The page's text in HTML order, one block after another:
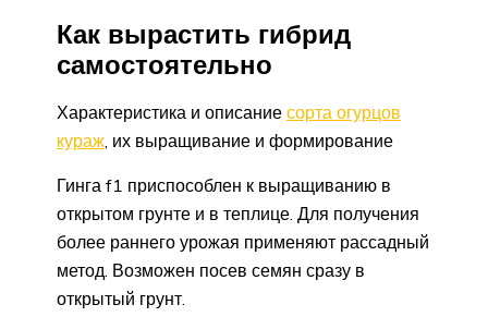
Как вырастить гибрид
самостоятельно
Характеристика и описание сорта огурцов
кураж , их выращивание и формирование
Гинга f1 приспособлен к выращиванию в
открытом грунте и в теплице. Для получения
более раннего урожая применяют рассадный
метод. Возможен посев семян сразу в
открытый грунт.